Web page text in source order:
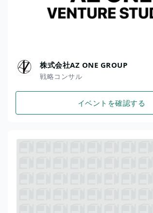
株式会社AZ ONE GROUP
戦略コンサル
イベントを確認する